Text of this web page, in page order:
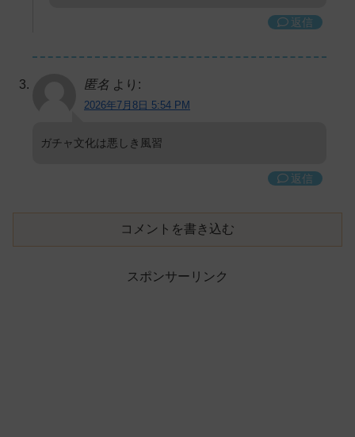
返信
匿名 より:
2026年7月8日 5:54 PM
ガチャ文化は悪しき風習
返信
コメントを書き込む
スポンサーリンク